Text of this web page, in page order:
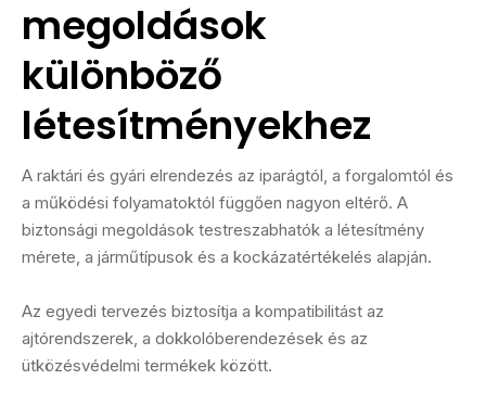
megoldások
különböző
létesítményekhez
A raktári és gyári elrendezés az iparágtól, a forgalomtól és
a működési folyamatoktól függően nagyon eltérő. A
biztonsági megoldások testreszabhatók a létesítmény
mérete, a járműtípusok és a kockázatértékelés alapján.
Az egyedi tervezés biztosítja a kompatibilitást az
ajtórendszerek, a dokkolóberendezések és az
ütközésvédelmi termékek között.